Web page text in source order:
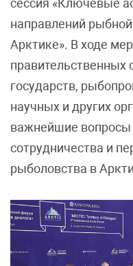
сессия «Ключевые
направлений
Арктике». В ходе
правительственных
государств,
научных и других
важнейшие
сотрудничества и
рыболовства в